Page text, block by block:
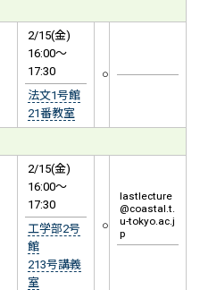
2/15(金)
16:00～
17:30
法文1号館
21番教室
○
2/15(金)
16:00～
17:30
工学部2号
館
213号講義
室
○
lastlecture
@coastal.t.
u-tokyo.ac.j
p